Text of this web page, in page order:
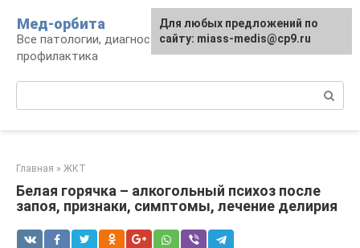
контенту
Мед-орбита
Все патологии, диагностика, лечение,
профилактика
Главная » ЖКТ
Белая горячка – алкогольный психоз после
запоя, признаки, симптомы, лечение делирия
Для любых предложений по
сайту: miass-medis@cp9.ru